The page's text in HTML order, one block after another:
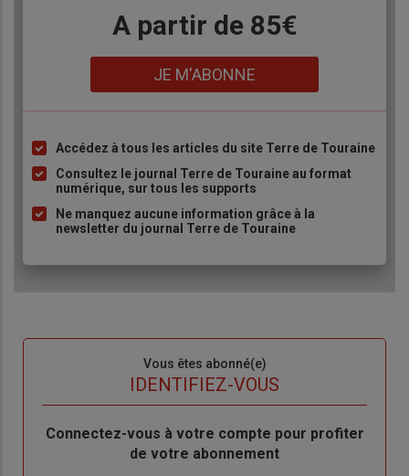
A partir de 85€
JE M'ABONNE
Liste
à
puce
Accédez à tous les articles du site Terre de Touraine
Consultez le journal Terre de Touraine au format
numérique, sur tous les supports
Ne manquez aucune information grâce à la
newsletter du journal Terre de Touraine
Vous êtes abonné(e)
IDENTIFIEZ-VOUS
Body
Connectez-vous à votre compte pour profiter
de votre abonnement